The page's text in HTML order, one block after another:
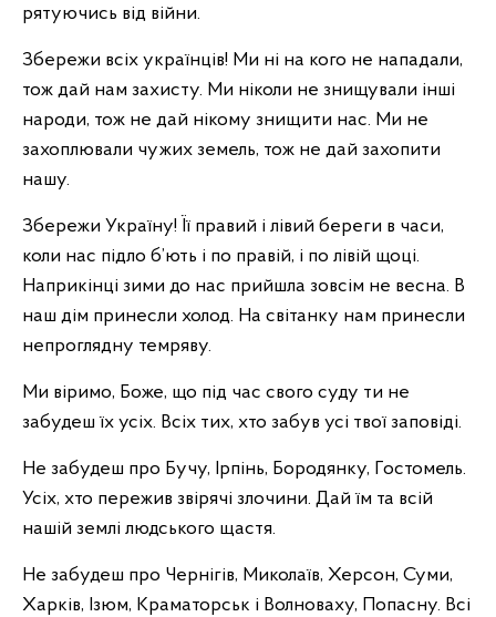
рятуючись від війни.
Збережи всіх українців! Ми ні на кого не нападали,
тож дай нам захисту. Ми ніколи не знищували інші
народи, тож не дай нікому знищити нас. Ми не
захоплювали чужих земель, тож не дай захопити
нашу.
Збережи Україну! Її правий і лівий береги в часи,
коли нас підло б’ють і по правій, і по лівій щоці.
Наприкінці зими до нас прийшла зовсім не весна. В
наш дім принесли холод. На світанку нам принесли
непроглядну темряву.
Ми віримо, Боже, що під час свого суду ти не
забудеш їх усіх. Всіх тих, хто забув усі твої заповіді.
Не забудеш про Бучу, Ірпінь, Бородянку, Гостомель.
Усіх, хто пережив звірячі злочини. Дай їм та всій
нашій землі людського щастя.
Не забудеш про Чернігів, Миколаїв, Херсон, Суми,
Харків, Ізюм, Краматорськ і Волноваху, Попасну. Всі